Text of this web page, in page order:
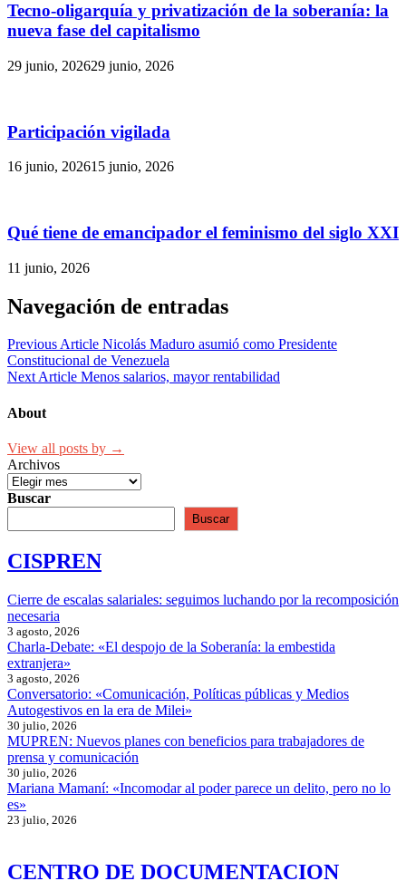
Tecno-oligarquía y privatización de la soberanía: la
nueva fase del capitalismo
29 junio, 202629 junio, 2026
Participación vigilada
16 junio, 202615 junio, 2026
Qué tiene de emancipador el feminismo del siglo XXI
11 junio, 2026
Navegación de entradas
Previous Article Nicolás Maduro asumió como Presidente
Constitucional de Venezuela
Next Article Menos salarios, mayor rentabilidad
About
View all posts by →
Archivos
Buscar
Buscar
CISPREN
Cierre de escalas salariales: seguimos luchando por la recomposición
necesaria
3 agosto, 2026
Charla-Debate: «El despojo de la Soberanía: la embestida
extranjera»
3 agosto, 2026
Conversatorio: «Comunicación, Políticas públicas y Medios
Autogestivos en la era de Milei»
30 julio, 2026
MUPREN: Nuevos planes con beneficios para trabajadores de
prensa y comunicación
30 julio, 2026
Mariana Mamaní: «Incomodar al poder parece un delito, pero no lo
es»
23 julio, 2026
CENTRO DE DOCUMENTACION